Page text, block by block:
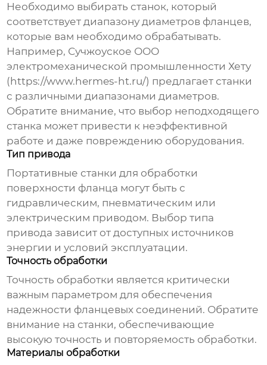
Необходимо выбирать станок, который
соответствует диапазону диаметров фланцев,
которые вам необходимо обрабатывать.
Например, Сучжоуское ООО
электромеханической промышленности Хету
(https://www.hermes-ht.ru/) предлагает станки
с различными диапазонами диаметров.
Обратите внимание, что выбор неподходящего
станка может привести к неэффективной
работе и даже повреждению оборудования.
Тип привода
Портативные станки для обработки
поверхности фланца могут быть с
гидравлическим, пневматическим или
электрическим приводом. Выбор типа
привода зависит от доступных источников
энергии и условий эксплуатации.
Точность обработки
Точность обработки является критически
важным параметром для обеспечения
надежности фланцевых соединений. Обратите
внимание на станки, обеспечивающие
высокую точность и повторяемость обработки.
Материалы обработки